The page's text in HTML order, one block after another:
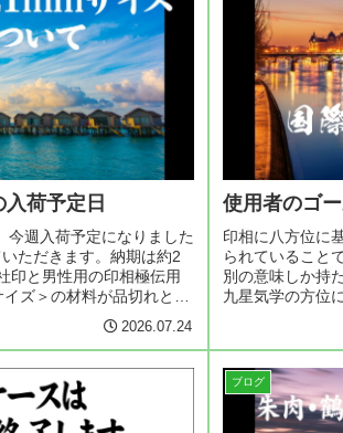
荷予定日
今週入荷予定になりました
ただきます。納期は約2
印と男性用の印相極伝用
ズ＞の材料が品切れとな
2026.07.24
使用者のゴ
印相に八方位に
られていること
別の意味しか持
九星気学の方位
ブログ